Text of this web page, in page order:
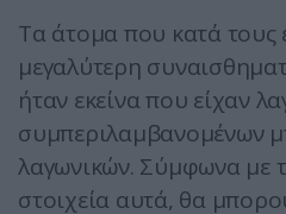
Τα άτομα που κατά τους
μεγαλύτερη
ήταν εκείνα που είχαν
συμπεριλαμβανομένων
λαγωνικών. Σύμφωνα με
στοιχεία αυτά, θα